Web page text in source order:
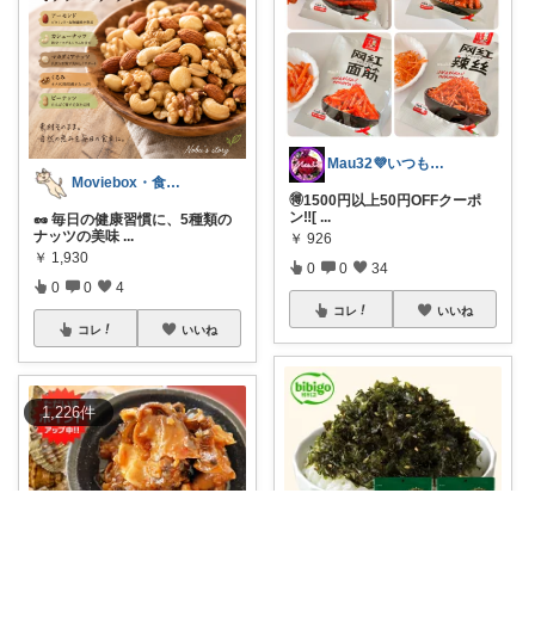
1,226件
Moviebox・食べることが大好き
🥜 毎日の健康習慣に、5種類の
ナッツの美味 ...
￥ 1,930
0 0 4
コレ いいね
Mau32💜いつも有難うございます😊
🉐1500円以上50円OFFクーポ
ン‼️[ ...
￥ 926
0 0 34
コレ いいね